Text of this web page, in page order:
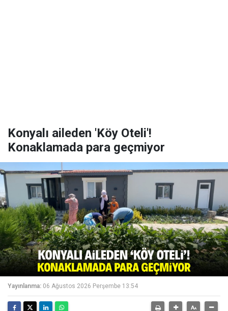
Konyalı aileden 'Köy Oteli'!
Konaklamada para geçmiyor
Yayınlanma: 06 Ağustos 2026 Perşembe 13:54